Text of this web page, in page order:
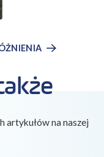
artykułów na naszej